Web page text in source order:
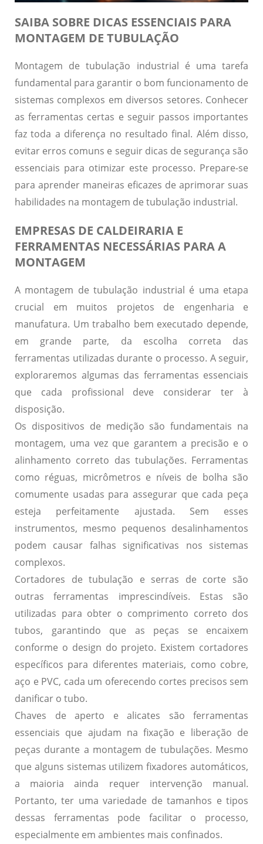
SAIBA SOBRE DICAS ESSENCIAIS PARA
MONTAGEM DE TUBULAÇÃO
Montagem de tubulação industrial é uma tarefa
fundamental para garantir o bom funcionamento de
sistemas complexos em diversos setores. Conhecer
as ferramentas certas e seguir passos importantes
faz toda a diferença no resultado final. Além disso,
evitar erros comuns e seguir dicas de segurança são
essenciais para otimizar este processo. Prepare-se
para aprender maneiras eficazes de aprimorar suas
habilidades na montagem de tubulação industrial.
EMPRESAS DE CALDEIRARIA E
FERRAMENTAS NECESSÁRIAS PARA A
MONTAGEM
A montagem de tubulação industrial é uma etapa
crucial em muitos projetos de engenharia e
manufatura. Um trabalho bem executado depende,
em grande parte, da escolha correta das
ferramentas utilizadas durante o processo. A seguir,
exploraremos algumas das ferramentas essenciais
que cada profissional deve considerar ter à
disposição.
Os dispositivos de medição são fundamentais na
montagem, uma vez que garantem a precisão e o
alinhamento correto das tubulações. Ferramentas
como réguas, micrômetros e níveis de bolha são
comumente usadas para assegurar que cada peça
esteja perfeitamente ajustada. Sem esses
instrumentos, mesmo pequenos desalinhamentos
podem causar falhas significativas nos sistemas
complexos.
Cortadores de tubulação e serras de corte são
outras ferramentas imprescindíveis. Estas são
utilizadas para obter o comprimento correto dos
tubos, garantindo que as peças se encaixem
conforme o design do projeto. Existem cortadores
específicos para diferentes materiais, como cobre,
aço e PVC, cada um oferecendo cortes precisos sem
danificar o tubo.
Chaves de aperto e alicates são ferramentas
essenciais que ajudam na fixação e liberação de
peças durante a montagem de tubulações. Mesmo
que alguns sistemas utilizem fixadores automáticos,
a maioria ainda requer intervenção manual.
Portanto, ter uma variedade de tamanhos e tipos
dessas ferramentas pode facilitar o processo,
especialmente em ambientes mais confinados.